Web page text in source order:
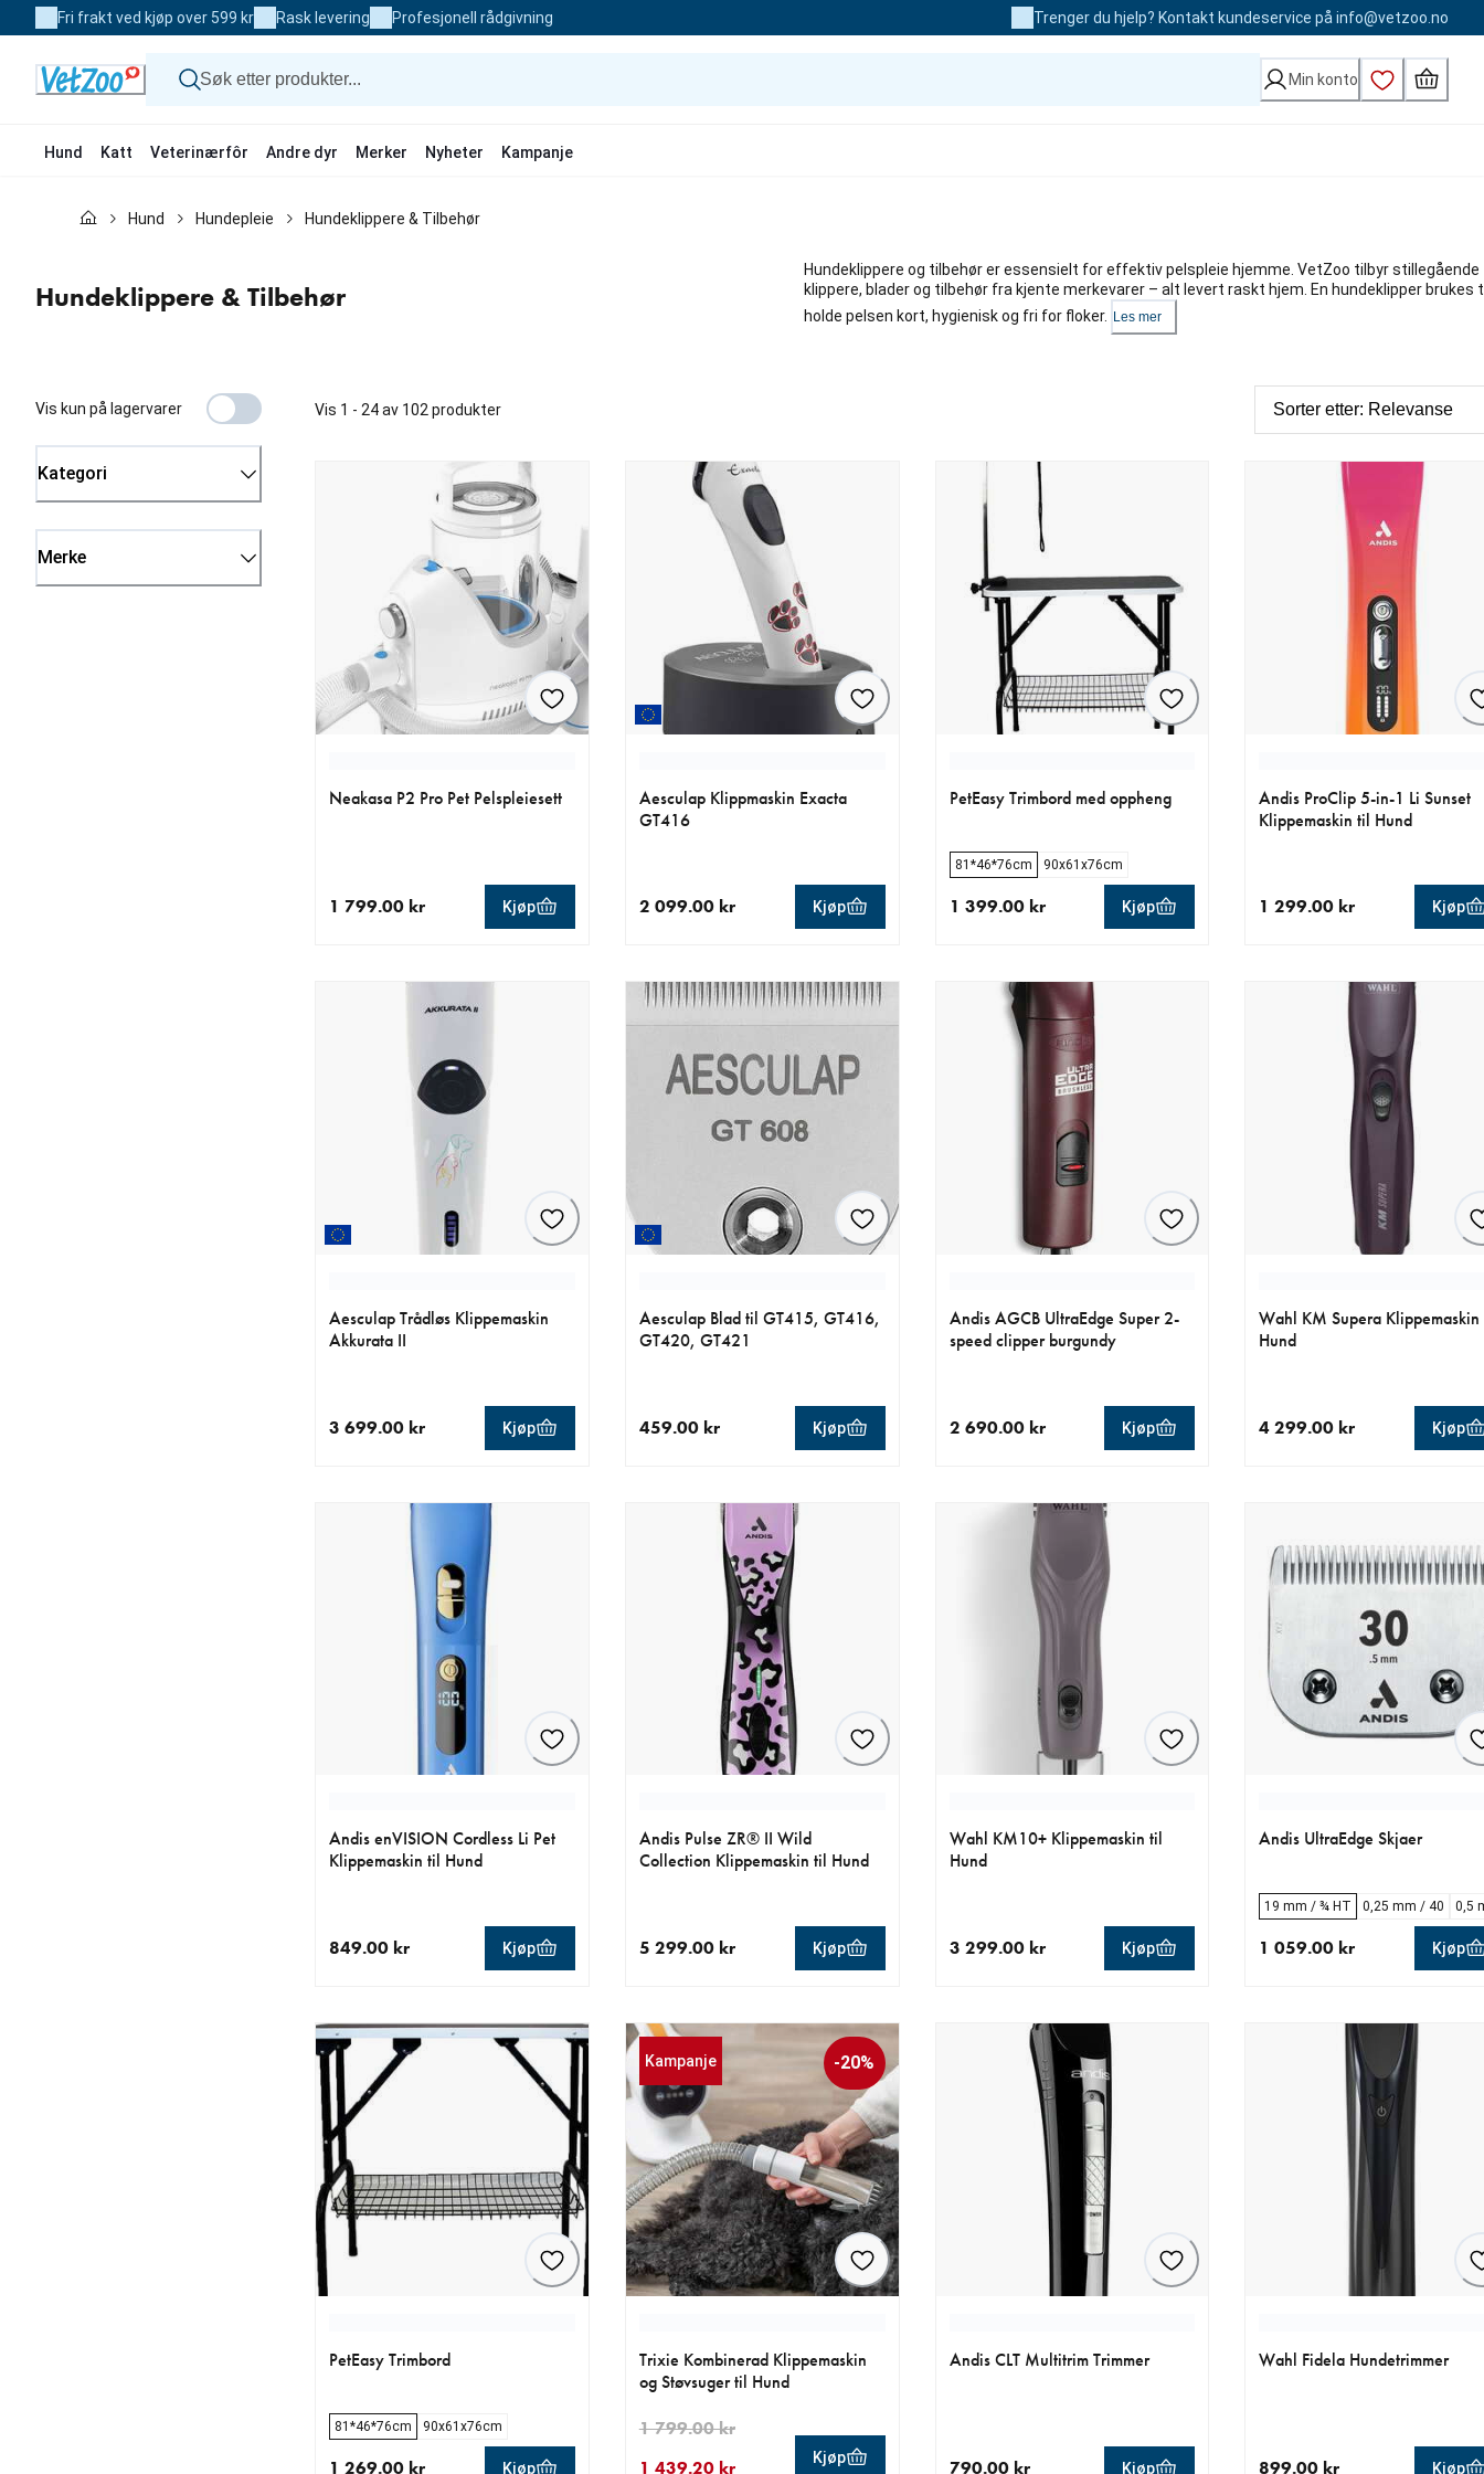
to
Fri frakt ved kjøp over 599 kr Rask levering Profesjonell rådgivning Trenger du hjelp? Kontakt kundeservice på info@vetzoo.no
Min konto
Hund Katt Veterinærfôr Andre dyr Merker Nyheter Kampanje
Merker
Nyheter
Hund Hundepleie Hundeklippere & Tilbehør
Hundeklippere & Tilbehør
Hundeklippere og tilbehør er essensielt for effektiv pelspleie hjemme. VetZoo tilbyr stillegående
klippere, blader og tilbehør fra kjente merkevarer – alt levert raskt hjem. En hundeklipper brukes
holde pelsen kort, hygienisk og fri for floker.
Les mer
Vis kun på lagervarer
Kategori
Merke
Vis 1 - 24 av 102 produkter
Neakasa P2 Pro Pet Pelspleiesett
1 799.00 kr Kjøp
Aesculap Klippmaskin Exacta
GT416
2 099.00 kr Kjøp
PetEasy Trimbord med oppheng
81*46*76cm 90x61x76cm
1 399.00 kr Kjøp
Andis ProClip 5-in-1 Li Sunset
Klippemaskin til Hund
1 299.00 kr Kjøp
Aesculap Trådløs Klippemaskin
Akkurata II
3 699.00 kr Kjøp
Aesculap Blad til GT415, GT416,
GT420, GT421
459.00 kr Kjøp
Andis AGCB UltraEdge Super 2-
speed clipper burgundy
2 690.00 kr Kjøp
Wahl KM Supera
Hund
4 299.00 kr Kjøp
Andis enVISION Cordless Li Pet
Klippemaskin til Hund
849.00 kr Kjøp
Andis Pulse ZR® II Wild
Collection Klippemaskin til Hund
5 299.00 kr Kjøp
Wahl KM10+ Klippemaskin til
Hund
3 299.00 kr Kjøp
Andis UltraEdge Skjaer
19 mm / ¾ HT 0,25 mm / 40 0,5
1 059.00 kr Kjøp
PetEasy Trimbord
81*46*76cm 90x61x76cm
1 269.00 kr Kjøp
Kampanje -20%
Trixie Kombinerad Klippemaskin
og Støvsuger til Hund
1 439.20 kr
1 799.00 kr
Kjøp
Andis CLT Multitrim Trimmer
790.00 kr Kjøp
Wahl Fidela Hundetrimmer
899.00 kr Kjøp